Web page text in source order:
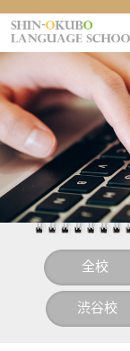
全校
渋谷校